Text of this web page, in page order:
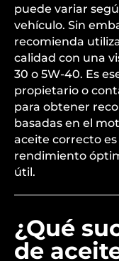
puede variar
vehículo. Sin
recomienda
calidad con una
30 o 5W-40. Es
propietario o
para obtener
basadas en el
aceite correcto
rendimiento
útil.
¿Qué
de